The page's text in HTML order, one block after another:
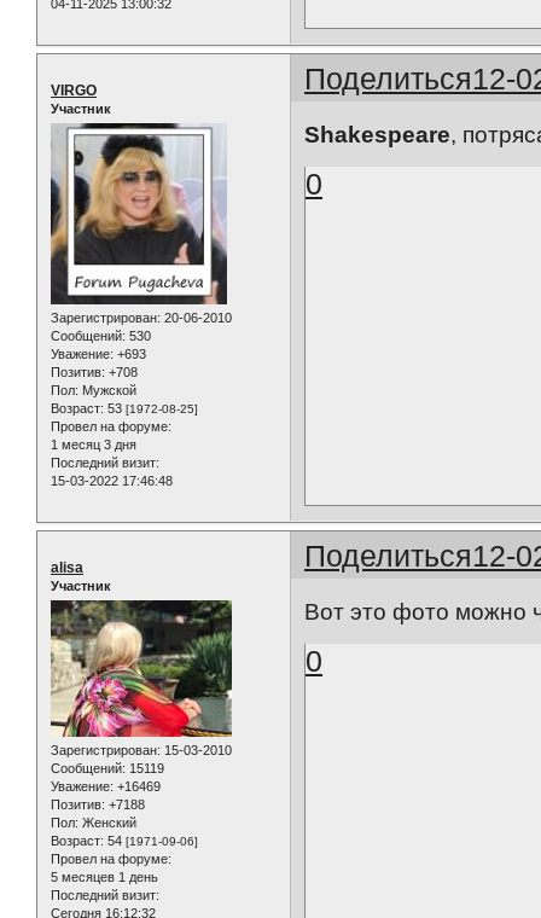
04-11-2025 13:00:32
Поделиться12-
VIRGO
Участник
Зарегистрирован: 20-06-2010
Сообщений: 530
Уважение: +693
Позитив: +708
Пол: Мужской
Возраст: 53 [1972-08-25]
Провел на форуме:
1 месяц 3 дня
Последний визит:
15-03-2022 17:46:48
Shakespeare,
0
Поделиться12-
alisa
Участник
Зарегистрирован: 15-03-2010
Сообщений: 15119
Уважение: +16469
Позитив: +7188
Пол: Женский
Возраст: 54 [1971-09-06]
Провел на форуме:
5 месяцев 1 день
Последний визит:
Сегодня 16:12:32
Вот это фото можно
0